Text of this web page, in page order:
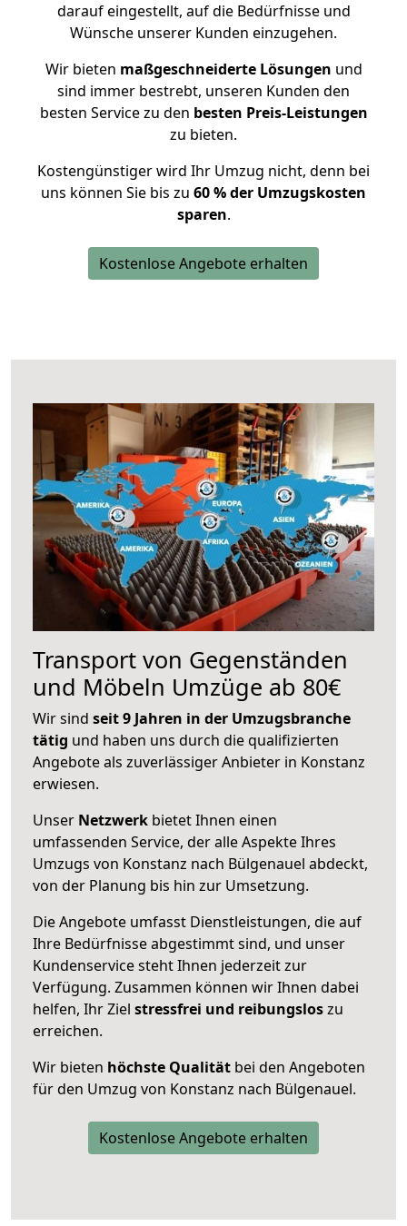
darauf eingestellt, auf die Bedürfnisse und
Wünsche unserer Kunden einzugehen.
Wir bieten maßgeschneiderte Lösungen und
sind immer bestrebt, unseren Kunden den
besten Service zu den besten Preis-Leistungen
zu bieten.
Kostengünstiger wird Ihr Umzug nicht, denn bei
uns können Sie bis zu 60 % der Umzugskosten
sparen.
Kostenlose Angebote erhalten
Transport von Gegenständen
und Möbeln Umzüge ab 80€
Wir sind seit 9 Jahren in der Umzugsbranche
tätig und haben uns durch die qualifizierten
Angebote als zuverlässiger Anbieter in Konstanz
erwiesen.
Unser Netzwerk bietet Ihnen einen
umfassenden Service, der alle Aspekte Ihres
Umzugs von Konstanz nach Bülgenauel abdeckt,
von der Planung bis hin zur Umsetzung.
Die Angebote umfasst Dienstleistungen, die auf
Ihre Bedürfnisse abgestimmt sind, und unser
Kundenservice steht Ihnen jederzeit zur
Verfügung. Zusammen können wir Ihnen dabei
helfen, Ihr Ziel stressfrei und reibungsloszu
erreichen.
Wir bieten höchste Qualität bei den Angeboten
für den Umzug von Konstanz nach Bülgenauel.
Kostenlose Angebote erhalten